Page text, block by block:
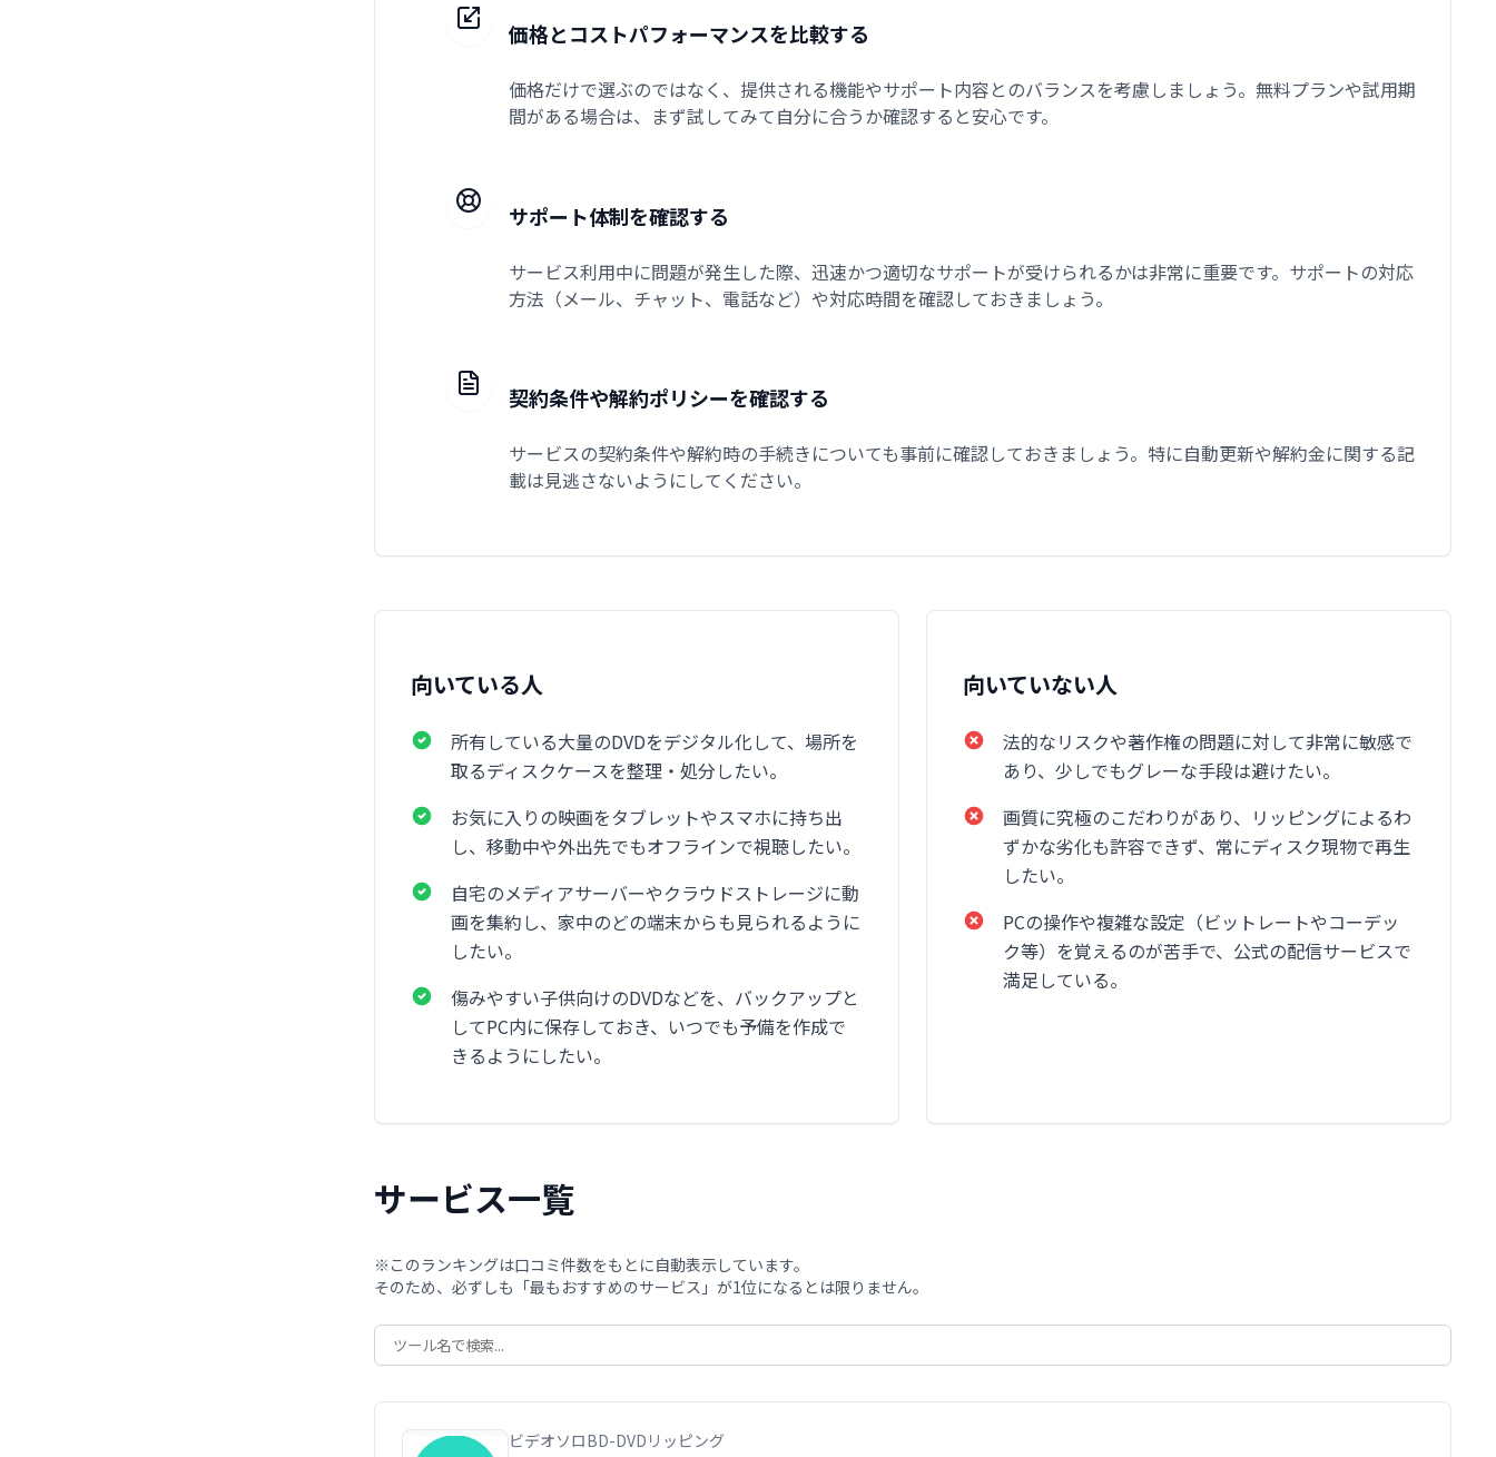
価格とコストパフォーマンスを比較する
価格だけで選ぶのではなく、提供される機能やサポート内容とのバランスを考慮しましょう。無料プランや試用期
間がある場合は、まず試してみて自分に合うか確認すると安心です。
サポート体制を確認する
サービス利用中に問題が発生した際、迅速かつ適切なサポートが受けられるかは非常に重要です。サポートの対応
方法（メール、チャット、電話など）や対応時間を確認しておきましょう。
契約条件や解約ポリシーを確認する
サービスの契約条件や解約時の手続きについても事前に確認しておきましょう。特に自動更新や解約金に関する記
載は見逃さないようにしてください。
向いている人
所有している大量のDVDをデジタル化して、場所を
取るディスクケースを整理・処分したい。
お気に入りの映画をタブレットやスマホに持ち出
し、移動中や外出先でもオフラインで視聴したい。
自宅のメディアサーバーやクラウドストレージに動
画を集約し、家中のどの端末からも見られるように
したい。
傷みやすい子供向けのDVDなどを、バックアップと
してPC内に保存しておき、いつでも予備を作成で
きるようにしたい。
向いていない人
法的なリスクや著作権の問題に対して非常に敏感で
あり、少しでもグレーな手段は避けたい。
画質に究極のこだわりがあり、リッピングによるわ
ずかな劣化も許容できず、常にディスク現物で再生
したい。
PCの操作や複雑な設定（ビットレートやコーデッ
ク等）を覚えるのが苦手で、公式の配信サービスで
満足している。
サービス一覧
※このランキングは口コミ件数をもとに自動表示しています。
そのため、必ずしも「最もおすすめのサービス」が1位になるとは限りません。
ビデオソロBD-DVDリッピング